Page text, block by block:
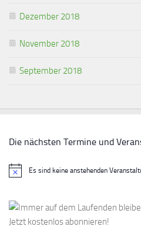
Dezember 2018
November 2018
September 2018
Die nächsten Termine und
HinweisEs sind keine anstehenden